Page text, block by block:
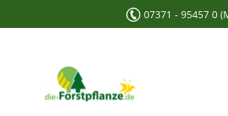
Zur Hauptnavigation
07371 - 95457 0